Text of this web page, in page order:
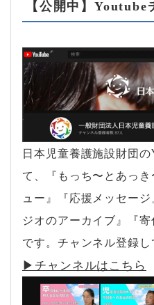
【公開中】Youtube
日本児童養護施設財団
て、『もっち〜とあっ
ュー』『応援メッセー
ジオのアーカイブ』『
です。チャンネル登録し
▶︎チャンネルはこちら